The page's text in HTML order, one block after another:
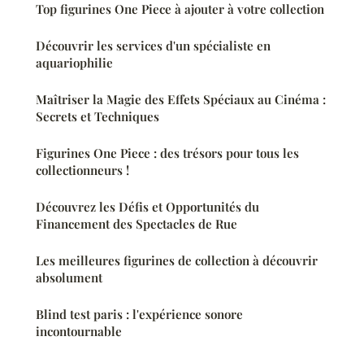
Top figurines One Piece à ajouter à votre collection
Découvrir les services d'un spécialiste en
aquariophilie
Maîtriser la Magie des Effets Spéciaux au Cinéma :
Secrets et Techniques
Figurines One Piece : des trésors pour tous les
collectionneurs !
Découvrez les Défis et Opportunités du
Financement des Spectacles de Rue
Les meilleures figurines de collection à découvrir
absolument
Blind test paris : l'expérience sonore
incontournable